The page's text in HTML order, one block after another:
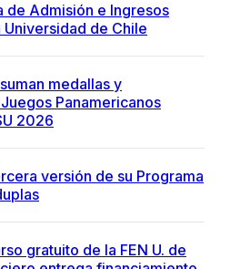
de Admisión e Ingresos
de Chile
medallas y
Panamericanos
2026
versión de su Programa
gratuito de la FEN U. de